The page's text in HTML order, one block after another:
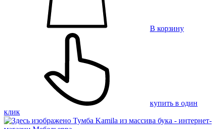
В корзину
купить в один
клик